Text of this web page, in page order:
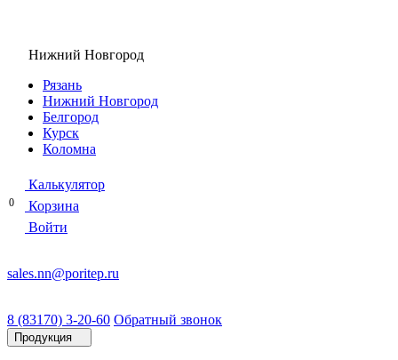
Нижний Новгород
Рязань
Нижний Новгород
Белгород
Курск
Коломна
Калькулятор
Корзина
0
Войти
sales.nn@poritep.ru
8 (83170) 3-20-60 Обратный звонок
Продукция